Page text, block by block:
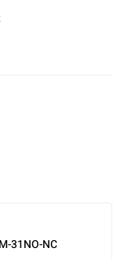
31NO-NC